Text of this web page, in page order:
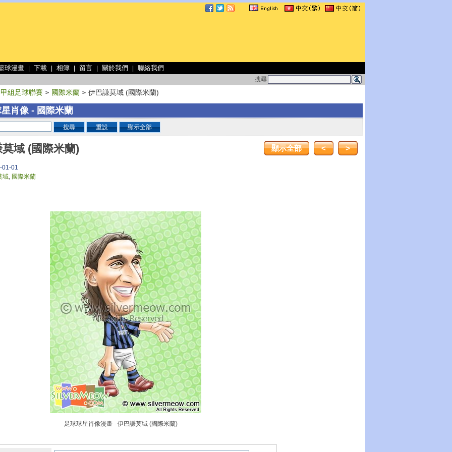
球漫畫 下載 相簿 留言 關於我們 聯絡我們
搜尋
組足球聯賽 > 國際米蘭 > 伊巴謙莫域 (國際米蘭)
肖像 - 國際米蘭
搜尋 重設 顯示全部
域 (國際米蘭) 顯示全部 < >
01-01
域, 國際米蘭
足球球星肖像漫畫 - 伊巴謙莫域 (國際米蘭)